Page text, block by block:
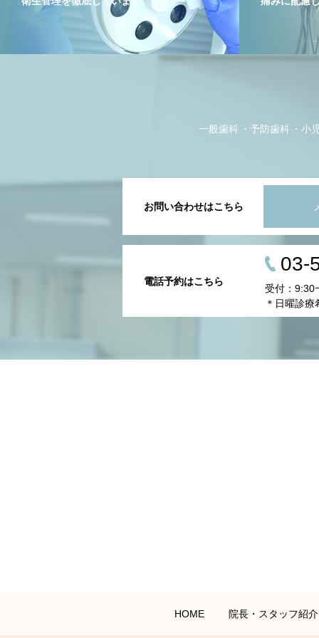
一般歯科 予防歯科 小
お問い合わせはこちら
電話予約はこちら
03-
受付：9:30
＊日曜診
HOME 院長・スタッフ紹介